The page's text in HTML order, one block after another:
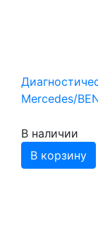
Mercedes/
В наличии
В корзину